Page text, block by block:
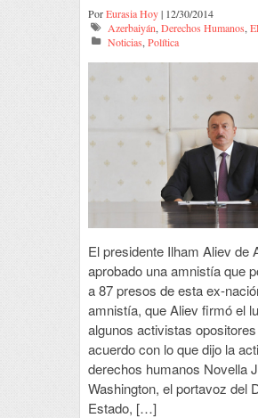
PorEurasia Hoy| 12/30/2014
Azerbaiyán, Derechos Humanos,
Noticias, Política
El presidente Ilham Aliev de
aprobado una amnistía que
a 87 presos de esta ex-
amnistía, que Aliev firmó el
algunos activistas
acuerdo con lo que dijo la
derechos humanos Novella
Washington, el portavoz del
Estado, […]